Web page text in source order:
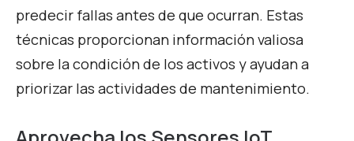
predecir fallas antes de que ocurran. Estas
técnicas proporcionan información valiosa
sobre la condición de los activos y ayudan a
priorizar las actividades de mantenimiento.